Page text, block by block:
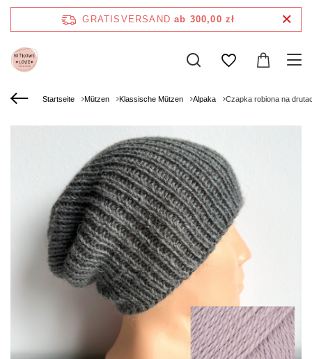
GRATISVERSAND ab 300,00 zł
Startseite Mützen Klassische Mützen Alpaka Czapka robiona na